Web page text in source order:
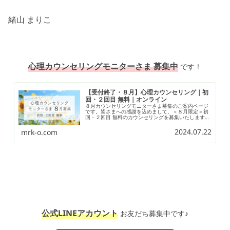
緒山 まりこ
心理カウンセリングモニターさま 募集中 です！
【受付終了・８月】心理カウンセリング｜初
回・２回目 無料｜オンライン
８月カウンセリングモニターさま募集のご案内ページ
です。皆さまへの感謝を込めまして、＜８月限定＞初
回・２回目 無料のカウンセリングを募集いたします。
リング２回目を有料で受けられた方も、今回の募集で
は無料でお受けいただけます。（２回目を無料で受け
mrk-o.com 2024.07.22
公式LINEアカウント お友だち募集中です♪